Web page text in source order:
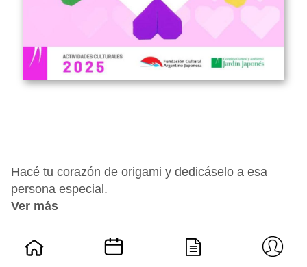
Hacé tu corazón de origami y dedicáselo a esa
persona especial.
Ver más